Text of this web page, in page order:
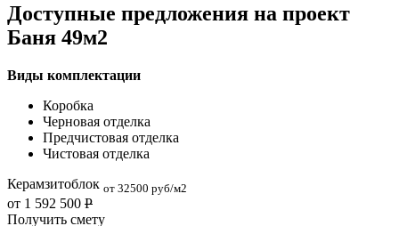
Доступные предложения на проект
Баня 49м2
Виды комплектации
Коробка
Черновая отделка
Предчистовая отделка
Чистовая отделка
Керамзитоблок от 32500 руб/м2
от 1 592 500 Р
Получить смету